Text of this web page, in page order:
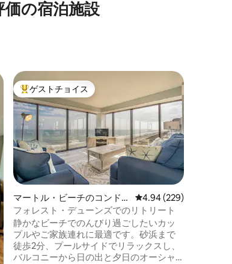
の宿⁠泊⁠施⁠設
大好評のゲストチョイスです。
ゲストチョイス
マートル・ビーチのコンドミ
ニアム
レビュー229件、5つ星
4.94 (229)
フォレスト・デューンズでのリトリート
静かなビーチでのんびり過ごしたいカッ
プルやご家族連れに最適です。砂浜まで
徒歩2分、プールサイドでリラックスし、
バルコニーから日の出と夕日のオーシャ